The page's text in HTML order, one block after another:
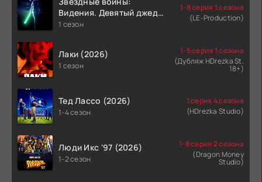
Видения. Девятый джедай
(2026)
1 сезон
1-8 серия 1 сезона
(LE-Production)
Лаки (2026)
1 сезон
1-5 серия 1 сезона
(Дубляж HDrezka St.
18+)
Тед Лассо (2026)
1-4 сезон
1 серия 4 сезона
(HDrezka Studio)
Люди Икс '97 (2026)
1-2 сезон
1-8 серия 2 сезона
(Dragon Money
Studio)